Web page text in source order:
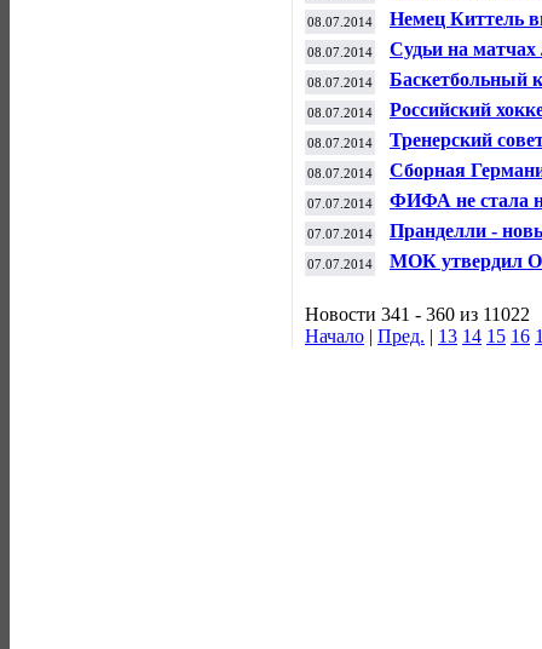
08.07.2014
Немец Киттель
Кристофф -
08.07.2014
Судьи на
использовать
08.07.2014
Баскетбольный
форвардом
08.07.2014
Российский
с клубом НХЛ
08.07.2014
Тренерский
тренером
08.07.2014
Сборная
полуфинале ЧМ-
07.07.2014
ФИФА не стала
Хуана Суньигу
07.07.2014 Пранделли -
07.07.2014
МОК утвердил
Новости 341 - 360 из 11022
Начало | Пред. | 13 14 15 16